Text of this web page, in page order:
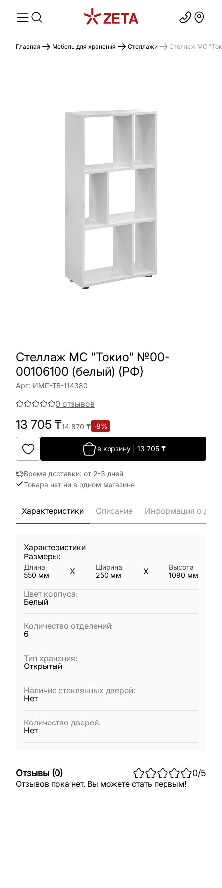
Главная Мебель для хранения Стеллажи Стеллаж МС
Стеллаж МС "Токио" №00-
00106100 (белый) (РФ)
Арт: ИМП-ТВ-114380
0 отзывов
13 705 ₸14 870₸ -8%
в корзину| 13 705₸
Время доставки: от 2-3 дней
Товара нет ни в одном магазине
Характеристики Описание Информация о
Характеристики
Размеры:
Длина
550 мм X
Ширина
250 мм X
Высота
1090 мм
Цвет корпуса:
Белый
Количество отделений:
6
Тип хранения:
Открытый
Наличие стеклянных дверей:
Нет
Количество дверей:
Нет
Отзывы (0) 0/5
Отзывов пока нет. Вы можете стать первым!